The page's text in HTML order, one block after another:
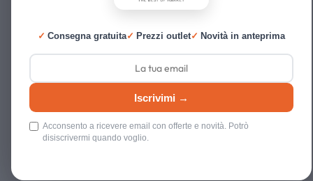
✓ Consegna gratuita✓ Prezzi outlet✓ Novità in anteprima
Iscrivimi →
Acconsento a ricevere email con offerte e novità. Potrò
disiscrivermi quando voglio.